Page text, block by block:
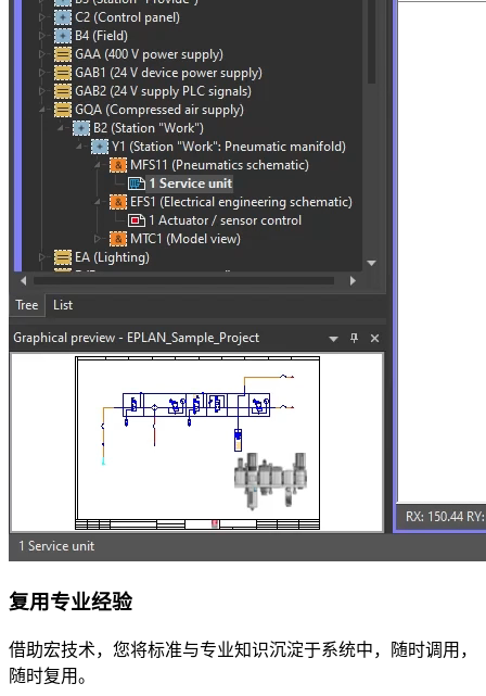
复用专业经验
借助宏技术，您将标准与专业知识沉淀于系统中，随时调用，
随时复用。